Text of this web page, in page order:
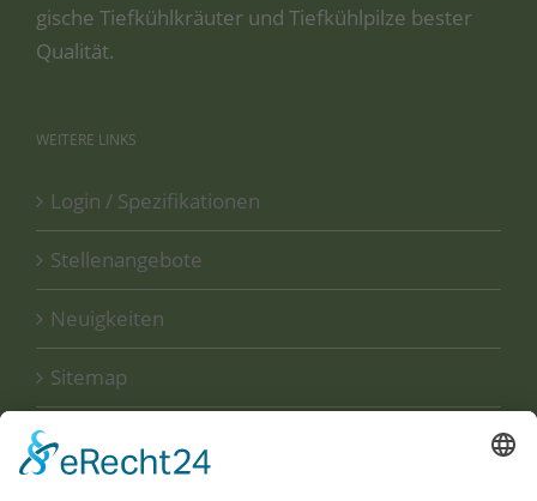
gi­sche Tief­kühl­kräu­ter und Tief­kühl­pil­ze bes­ter
Qualität.
WEITERE LINKS
Login / Spezifikationen
Stellenangebote
Neuigkeiten
Sitemap
Disclaimer